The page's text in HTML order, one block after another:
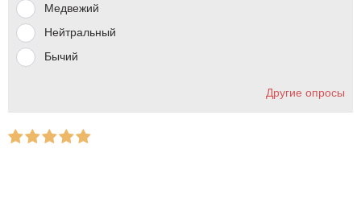
Медвежий
Нейтральный
Бычий
Другие опросы